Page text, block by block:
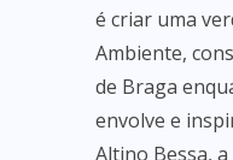
é criar uma
Ambiente,
de Braga
envolve e
Altino Bessa,